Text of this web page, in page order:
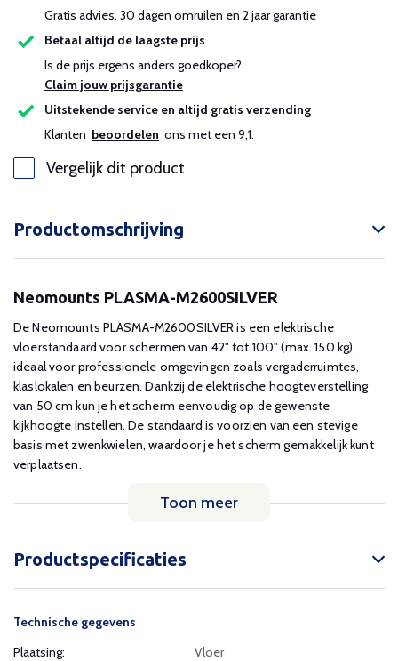
Gratis advies, 30 dagen omruilen en 2 jaar garantie
Betaal altijd de laagste prijs
Is de prijs ergens anders goedkoper?
Claim jouw prijsgarantie
Uitstekende service en altijd gratis verzending
Klanten beoordelen ons met een 9,1.
Vergelijk dit product
Productomschrijving
Neomounts PLASMA-M2600SILVER
De Neomounts PLASMA-M2600SILVER is een elektrische
vloerstandaard voor schermen van 42" tot 100" (max. 150 kg),
ideaal voor professionele omgevingen zoals vergaderruimtes,
klaslokalen en beurzen. Dankzij de elektrische hoogteverstelling
van 50 cm kun je het scherm eenvoudig op de gewenste
kijkhoogte instellen. De standaard is voorzien van een stevige
basis met zwenkwielen, waardoor je het scherm gemakkelijk kunt
verplaatsen.
Toon meer
Productspecificaties
Technische gegevens
Plaatsing:
Vloer